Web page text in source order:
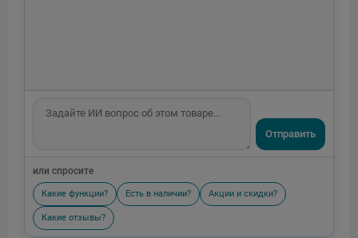
Отправить
или спросите
Какие функции? Есть в наличии? Акции и скидки?
Какие отзывы?